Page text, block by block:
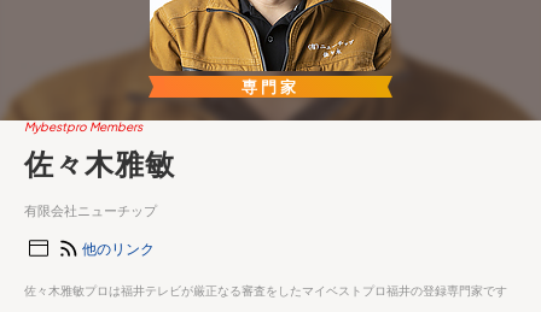
専門家
Mybestpro Members
佐々木雅敏
有限会社ニューチップ
他のリンク
佐々木雅敏プロは福井テレビが厳正なる審査をしたマイベストプロ福井の登録専門家です